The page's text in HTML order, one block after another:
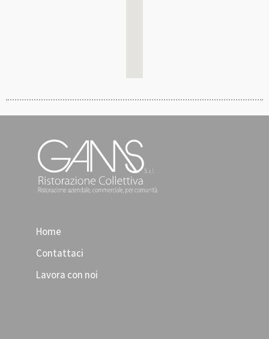
Home
Contattaci
Lavora con noi